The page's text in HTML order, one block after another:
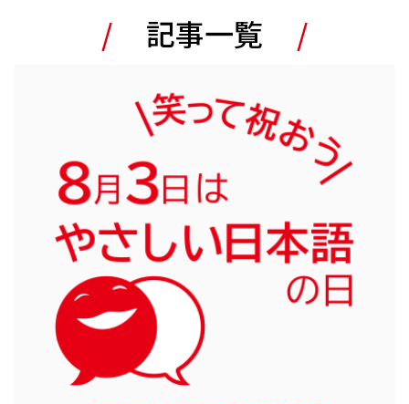
記事一覧